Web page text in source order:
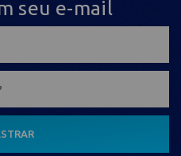
seu e-mail